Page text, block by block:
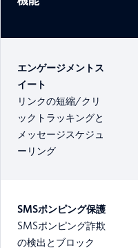
エンゲージメントス
イート
リンクの短縮/クリ
ックトラッキングと
メッセージスケジュ
ーリング
SMSポンピング保護
SMSポンピング詐欺
の検出とブロック